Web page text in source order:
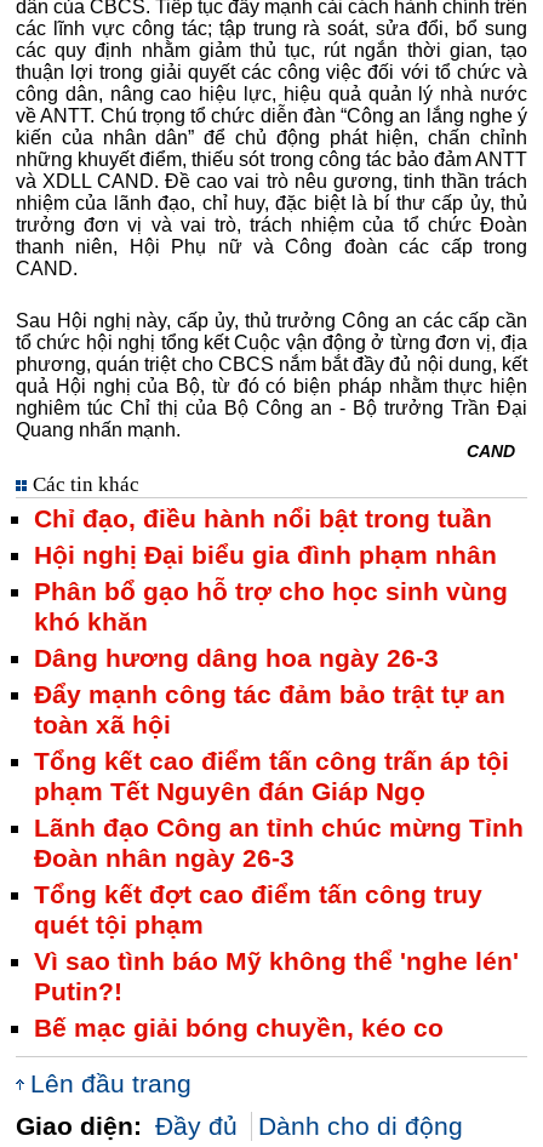
dân của CBCS. Tiếp tục đẩy mạnh cải cách hành chính trên
các lĩnh vực công tác; tập trung rà soát, sửa đổi, bổ sung
các quy định nhằm giảm thủ tục, rút ngắn thời gian, tạo
thuận lợi trong giải quyết các công việc đối với tổ chức và
công dân, nâng cao hiệu lực, hiệu quả quản lý nhà nước
về ANTT. Chú trọng tổ chức diễn đàn “Công an lắng nghe ý
kiến của nhân dân” để chủ động phát hiện, chấn chỉnh
những khuyết điểm, thiếu sót trong công tác bảo đảm ANTT
và XDLL CAND. Đề cao vai trò nêu gương, tinh thần trách
nhiệm của lãnh đạo, chỉ huy, đặc biệt là bí thư cấp ủy, thủ
trưởng đơn vị và vai trò, trách nhiệm của tổ chức Đoàn
thanh niên, Hội Phụ nữ và Công đoàn các cấp trong
CAND.
Sau Hội nghị này, cấp ủy, thủ trưởng Công an các cấp cần
tổ chức hội nghị tổng kết Cuộc vận động ở từng đơn vị, địa
phương, quán triệt cho CBCS nắm bắt đầy đủ nội dung, kết
quả Hội nghị của Bộ, từ đó có biện pháp nhằm thực hiện
nghiêm túc Chỉ thị của Bộ Công an - Bộ trưởng Trần Đại
Quang nhấn mạnh.
CAND
Các tin khác
Chỉ đạo, điều hành nổi bật trong tuần
Hội nghị Đại biểu gia đình phạm nhân
Phân bổ gạo hỗ trợ cho học sinh vùng
khó khăn
Dâng hương dâng hoa ngày 26-3
Đẩy mạnh công tác đảm bảo trật tự an
toàn xã hội
Tổng kết cao điểm tấn công trấn áp tội
phạm Tết Nguyên đán Giáp Ngọ
Lãnh đạo Công an tỉnh chúc mừng Tỉnh
Đoàn nhân ngày 26-3
Tổng kết đợt cao điểm tấn công truy
quét tội phạm
Vì sao tình báo Mỹ không thể 'nghe lén'
Putin?!
Bế mạc giải bóng chuyền, kéo co
Lên đầu trang
Giao diện: Đầy đủ Dành cho di động